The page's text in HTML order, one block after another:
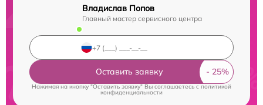
Владислав Попов
Главный мастер сервисного центра
Оставить заявку
Нажимая на кнопку "Оставить заявку" Вы соглашаетесь cполитикой
конфиденциальности